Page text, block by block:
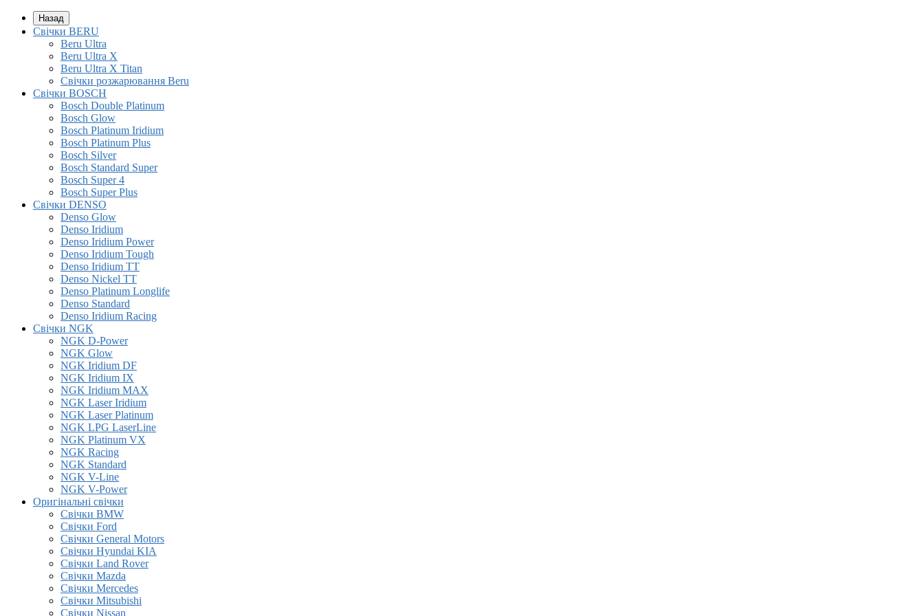
Назад
Свічки BERU
Beru Ultra
Beru Ultra X
Beru Ultra X Titan
Свічки розжарювання Beru
Свічки BOSCH
Bosch Double Platinum
Bosch Glow
Bosch Platinum Iridium
Bosch Platinum Plus
Bosch Silver
Bosch Standard Super
Bosch Super 4
Bosch Super Plus
Свічки DENSO
Denso Glow
Denso Iridium
Denso Iridium Power
Denso Iridium Tough
Denso Iridium TT
Denso Nickel TT
Denso Platinum Longlife
Denso Standard
Denso Iridium Racing
Свічки NGK
NGK D-Power
NGK Glow
NGK Iridium DF
NGK Iridium IX
NGK Iridium MAX
NGK Laser Iridium
NGK Laser Platinum
NGK LPG LaserLine
NGK Platinum VX
NGK Racing
NGK Standard
NGK V-Line
NGK V-Power
Оригінальні свічки
Свічки BMW
Свічки Ford
Свічки General Motors
Свічки Hyundai KIA
Свічки Land Rover
Свічки Mazda
Свічки Mercedes
Свічки Mitsubishi
Свічки Nissan